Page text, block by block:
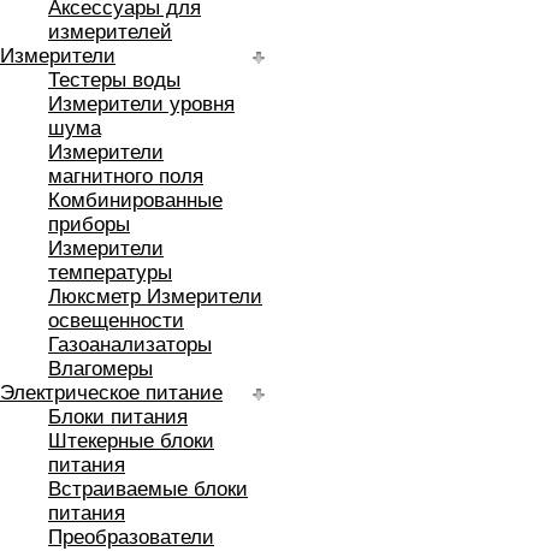
Аксессуары для
измерителей
Измерители
Тестеры воды
Измерители уровня
шума
Измерители
магнитного поля
Комбинированные
приборы
Измерители
температуры
Люксметр Измерители
освещенности
Газоанализаторы
Влагомеры
Электрическое питание
Блоки питания
Штекерные блоки
питания
Встраиваемые блоки
питания
Преобразователи